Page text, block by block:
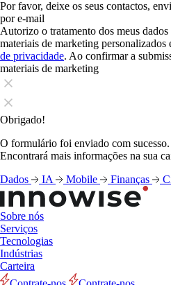
Por favor, deixe os seus contactos,
por e-mail
Autorizo o tratamento dos meus
materiais de marketing
de privacidade. Ao confirmar a
materiais de marketing
Obrigado!
O formulário foi enviado com sucesso.
Encontrará mais informações na sua
Dados
IA Mobile Finanças
Sobre nós
Serviços
Tecnologias
Indústrias
Carteira